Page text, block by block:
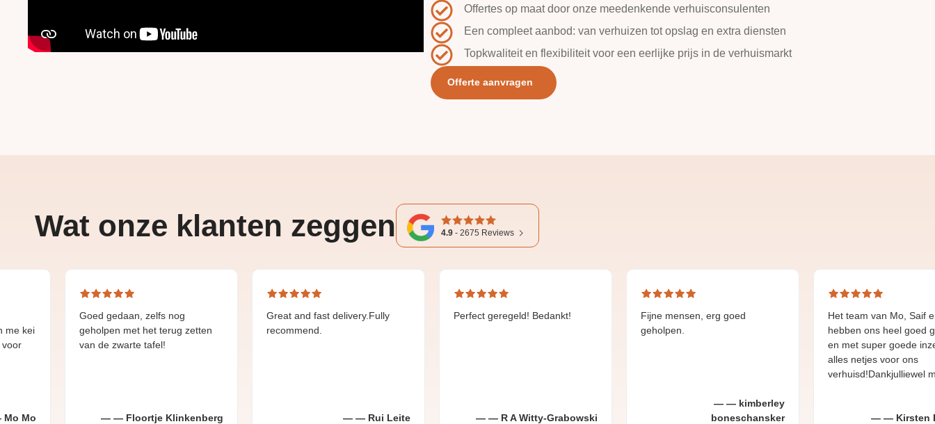
Offertes op maat door onze meedenkende verhuisconsulenten
Een compleet aanbod: van verhuizen tot opslag en extra diensten
Topkwaliteit en flexibiliteit voor een eerlijke prijs in de verhuismarkt
Offerte aanvragen
Wat onze klanten zeggen 4.9 - 2675 Reviews
Goed gedaan, zelfs nog
geholpen met het terug zetten
van de zwarte tafel!
Floortje Klinkenberg
Great and fast delivery.Fully
recommend.
Rui Leite
Perfect geregeld! Bedankt!
R A Witty-Grabowski
Fijne mensen, erg goed
geholpen.
kimberley
boneschansker
Het team van Mo, Saif en Ayoub
hebben ons heel goed geholpen
en met super goede inzet en
alles netjes voor ons
verhuisd!Dankjulliewel mannen!
Kirsten Bommer